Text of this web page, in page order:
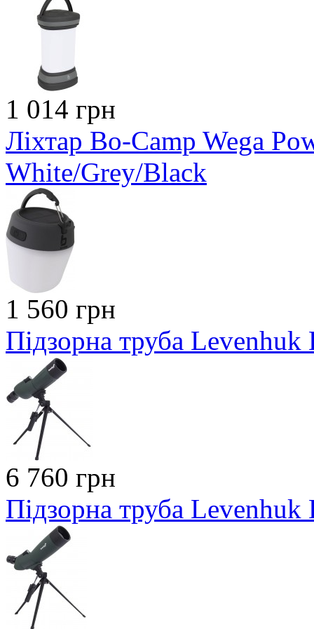
1 014 грн
Ліхтар Bo-Camp Wega
White/Grey/Black
1 560 грн
Підзорна труба Levenhuk
6 760 грн
Підзорна труба Levenhuk